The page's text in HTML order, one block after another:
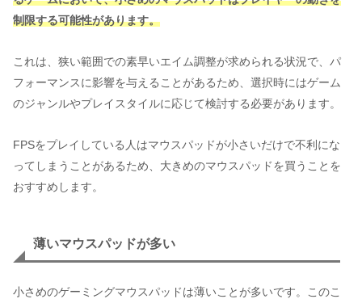
制限する可能性があります。
これは、狭い範囲での素早いエイム調整が求められる状況で、パ
フォーマンスに影響を与えることがあるため、選択時にはゲーム
のジャンルやプレイスタイルに応じて検討する必要があります。
FPSをプレイしている人はマウスパッドが小さいだけで不利にな
ってしまうことがあるため、大きめのマウスパッドを買うことを
おすすめします。
薄いマウスパッドが多い
小さめのゲーミングマウスパッドは薄いことが多いです。このこ